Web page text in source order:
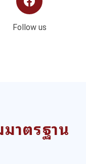
Follow us
าตรฐาน